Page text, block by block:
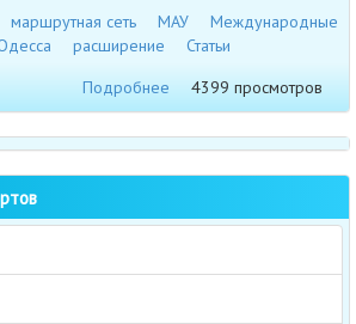
маршрутная сеть МАУ
Международные
расширение
Статьи
Подробнее
4399 просмотров